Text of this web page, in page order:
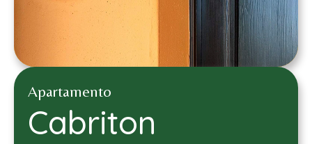
Apartamento
Cabriton